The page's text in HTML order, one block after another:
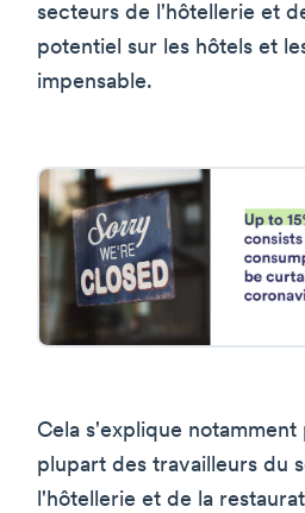
secteurs de l'hôtellerie et
potentiel sur les hôtels et
impensable.
Cela s'explique
plupart des travailleurs du
l'hôtellerie et de la